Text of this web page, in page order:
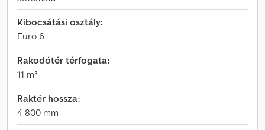
Kibocsátási osztály:
Euro 6
Rakodótér térfogata:
11 m³
Raktér hossza:
4 800 mm